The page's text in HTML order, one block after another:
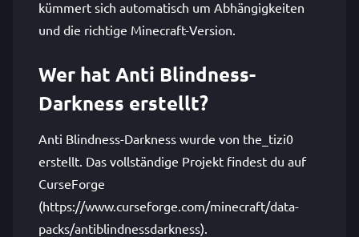
kümmert sich automatisch um Abhängigkeiten
und die richtige Minecraft-Version.
Wer hat Anti Blindness-
Darkness erstellt?
Anti Blindness-Darkness wurde von the_tizi0
erstellt. Das vollständige Projekt findest du auf
CurseForge
(https://www.curseforge.com/minecraft/data-
packs/antiblindnessdarkness).